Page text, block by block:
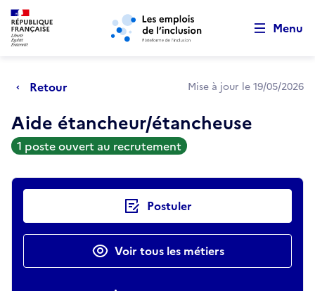
Aller au menu principal Aller au contenu principal
Menu
Retour Mise à jour le 19/05/2026
Aide étancheur/étancheuse
1 poste ouvert au recrutement
Actions rapides Postuler
Voir tous les métiers
Retour au début de la page
Panneau de gestion des cookies